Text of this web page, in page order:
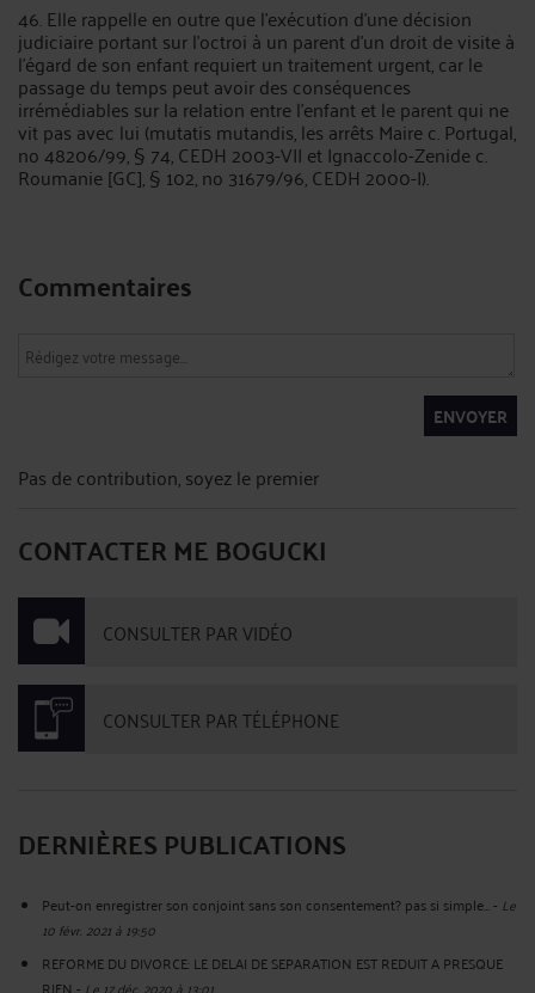
46. Elle rappelle en outre que l'exécution d'une décision
judiciaire portant sur l'octroi à un parent d'un droit de visite à
l'égard de son enfant requiert un traitement urgent, car le
passage du temps peut avoir des conséquences
irrémédiables sur la relation entre l'enfant et le parent qui ne
vit pas avec lui (mutatis mutandis, les arrêts Maire c. Portugal,
no 48206/99, § 74, CEDH 2003-VII et Ignaccolo-Zenide c.
Roumanie [GC], § 102, no 31679/96, CEDH 2000-I).
Commentaires
ENVOYER
Pas de contribution, soyez le premier
CONTACTER ME BOGUCKI
CONSULTER PAR VIDÉO
CONSULTER PAR TÉLÉPHONE
DERNIÈRES PUBLICATIONS
Peut-on enregistrer son conjoint sans son consentement? pas si simple…- Le
10 févr. 2021 à 19:50
REFORME DU DIVORCE: LE DELAI DE SEPARATION EST REDUIT A PRESQUE
RIEN - Le 17 déc. 2020 à 13:01